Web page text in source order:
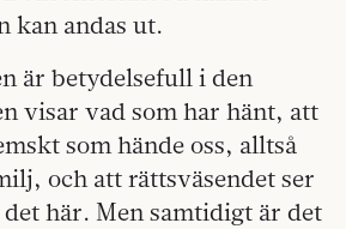
kan andas ut.
är betydelsefull i den
visar vad som har hänt, att
som hände oss, alltså
och att rättsväsendet ser
här. Men samtidigt är det